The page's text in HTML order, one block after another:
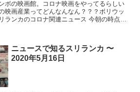
ニュースで知るスリランカ 〜
2020年5月16日